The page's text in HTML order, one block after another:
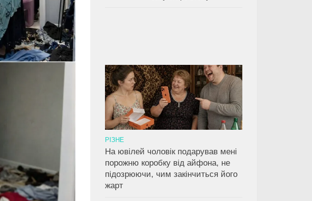
РІЗНЕ
На ювілей чоловік подарував мені
порожню коробку від айфона, не
підозрюючи, чим закінчиться його
жарт